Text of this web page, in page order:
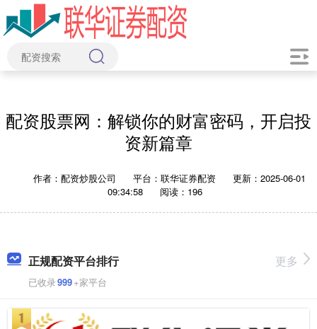
配资股票网：解锁你的财富密码，开启投
资新篇章
作者：配资炒股公司 平台：联华证券配资
更新：2025-06-01
09:34:58
阅读：196
正规配资平台排行
已收录999+家平台
更多